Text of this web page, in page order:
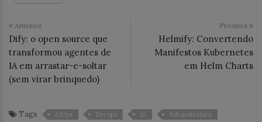
Anterior
Dify: o open source que
transformou agentes de
IA em arrastar-e-soltar
(sem virar brinquedo)
Próxima
Helmify: Convertendo
Manifestos Kubernetes
em Helm Charts
Tags AIOps Devops IA
Infraestrutura